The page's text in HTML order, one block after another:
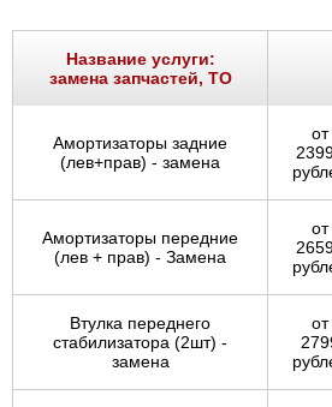
Название услуги:
замена запчастей, ТО
Амортизаторы задние
(лев+прав) - замена
от
Амортизаторы передние
(лев + прав) - Замена
от
Втулка переднего
стабилизатора (2шт) -
замена
от